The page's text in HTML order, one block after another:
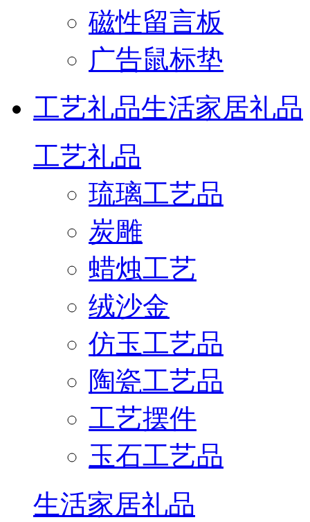
磁性留言板
广告鼠标垫
工艺礼品生活家居礼品
工艺礼品
琉璃工艺品
炭雕
蜡烛工艺
绒沙金
仿玉工艺品
陶瓷工艺品
工艺摆件
玉石工艺品
生活家居礼品